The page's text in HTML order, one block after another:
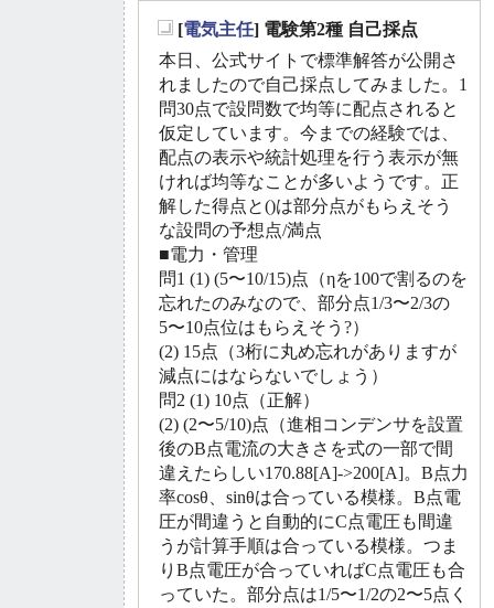
[電気主任] 電験第2種 自己採点
本日、公式サイトで標準解答が公開さ
れましたので自己採点してみました。1
問30点で設問数で均等に配点されると
仮定しています。今までの経験では、
配点の表示や統計処理を行う表示が無
ければ均等なことが多いようです。正
解した得点と()は部分点がもらえそう
な設問の予想点/満点
■電力・管理
問1 (1) (5〜10/15)点（ηを100で割るのを
忘れたのみなので、部分点1/3〜2/3の
5〜10点位はもらえそう?）
(2) 15点（3桁に丸め忘れがありますが
減点にはならないでしょう）
問2 (1) 10点（正解）
(2) (2〜5/10)点（進相コンデンサを設置
後のB点電流の大きさを式の一部で間
違えたらしい170.88[A]->200[A]。B点力
率cosθ、sinθは合っている模様。B点電
圧が間違うと自動的にC点電圧も間違
うが計算手順は合っている模様。つま
りB点電圧が合っていればC点電圧も合
っていた。部分点は1/5〜1/2の2〜5点く